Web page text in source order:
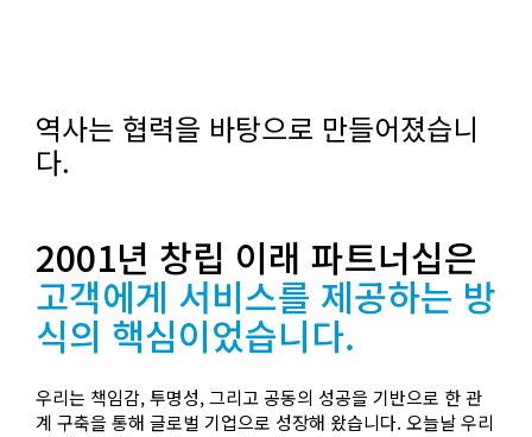
역사는 협력을 바탕으로 만들어졌습니
다.
2001년 창립 이래 파트너십은
고객에게 서비스를 제공하는 방
식의 핵심이었습니다.
우리는 책임감, 투명성, 그리고 공동의 성공을 기반으로 한 관
계 구축을 통해 글로벌 기업으로 성장해 왔습니다. 오늘날 우리